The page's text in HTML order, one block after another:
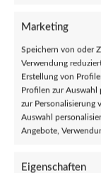
Marketing
Speichern von oder
Verwendung
Erstellung von
Profilen zur Auswahl
zur Personalisierung
Auswahl
Angebote,
Eigenschaften
Deko(0)
Taschen
(0)
Haarfarben (0)
PRODUKTE AUS